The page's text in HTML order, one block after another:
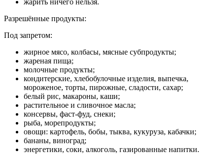
Разрешённые продукты:
Под запретом:
жирное мясо, колбасы, мясные субпродукты;
жареная пища;
молочные продукты;
кондитерские, хлебобулочные изделия, выпечка,
мороженое, торты, пирожные, сладости, сахар;
белый рис, макароны, каши;
растительное и сливочное масла;
консервы, фаст-фуд, снеки;
рыба, морепродукты;
овощи: картофель, бобы, тыква, кукуруза, кабачки;
бананы, виноград;
энергетики, соки, алкоголь, газированные напитки.